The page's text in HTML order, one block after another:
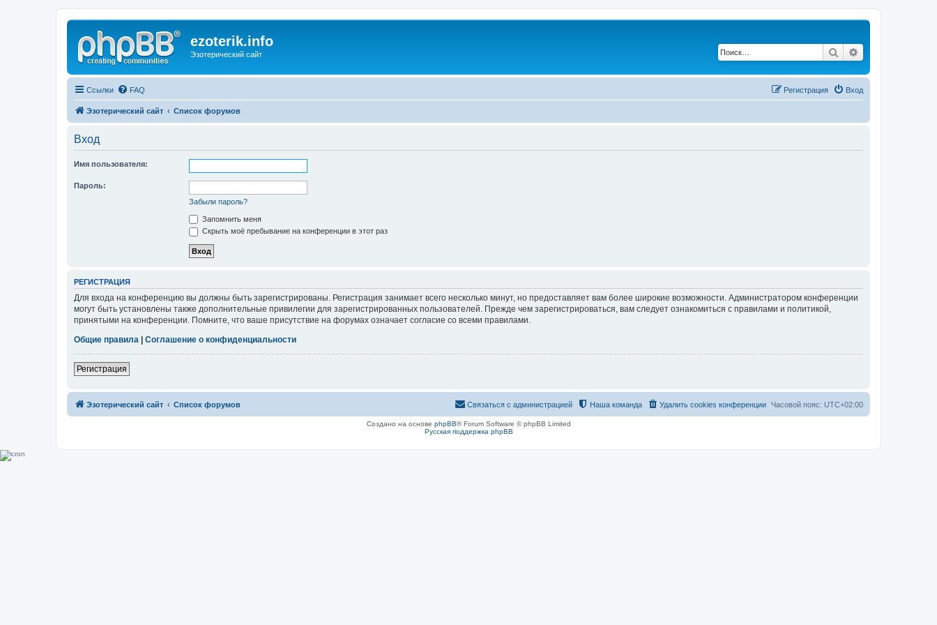
ezoterik.info
Эзотерический сайт Поиск
Ссылки FAQ Вход
Регистрация
Эзотерический сайт Список форумов
Вход
Имя пользователя:
Пароль:
Забыли пароль?
Запомнить меня
Скрыть моё пребывание на конференции в этот раз
РЕГИСТРАЦИЯ
Для входа на конференцию вы должны быть зарегистрированы. Регистрация занимает всего несколько минут, но предоставляет вам более широкие возможности. Администратором конференции
могут быть установлены также дополнительные привилегии для зарегистрированных пользователей. Прежде чем зарегистрироваться, вам следует ознакомиться с правилами и политикой,
принятыми на конференции. Помните, что ваше присутствие на форумах означает согласие со всеми правилами.
Общие правила
Соглашение о конфиденциальности
Регистрация
Эзотерический сайт Список форумов Часовой пояс: UTC+02:00
Удалить cookies конференции
Наша команда
Связаться с администрацией
Создано на основе phpBB® Forum Software © phpBB Limited
Русская поддержка phpBB